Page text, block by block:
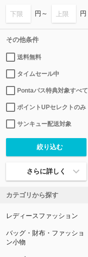
円～ 円
その他条件
送料無料
タイムセール中
Pontaパス特典対象すべて
ポイントUPセレクトのみ
サンキュー配送対象
さらに詳しく
カテゴリから探す
レディースファッション
バッグ・財布・ファッショ
ン小物